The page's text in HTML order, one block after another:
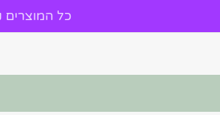
כל המוצרים